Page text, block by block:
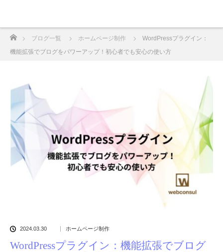
ブログ一覧 ホームページ制作
WordPressプラグイン：
機能拡張でブログをパワーアップ！初心者でも安心の使い方
2024.03.30 ホームページ制作
WordPressプラグイン：機能拡張でブログ